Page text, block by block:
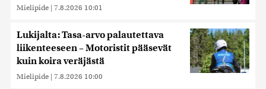
Mielipide | 7.8.2026 10:01
Lukijalta: Tasa-arvo palautettava
liikenteeseen – Motoristit pääsevät
kuin koira veräjästä
Mielipide | 7.8.2026 10:00